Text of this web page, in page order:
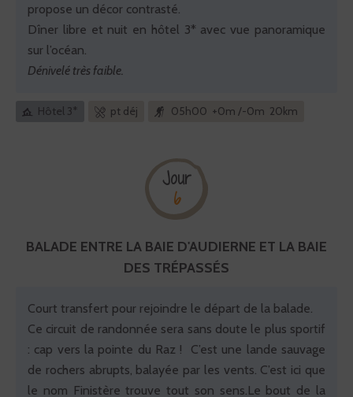
propose un décor contrasté.
Dîner libre et nuit en hôtel 3* avec vue panoramique
sur l’océan.
Dénivelé très faible.
Hôtel 3* pt déj 05h00 +0m /-0m 20km
Jour
6
BALADE ENTRE LA BAIE D'AUDIERNE ET LA BAIE
DES TRÉPASSÉS
Court transfert pour rejoindre le départ de la balade.
Ce circuit de randonnée sera sans doute le plus sportif
: cap vers la pointe du Raz ! C’est une lande sauvage
de rochers abrupts, balayée par les vents. C’est ici que
le nom Finistère trouve tout son sens.Le bout de la